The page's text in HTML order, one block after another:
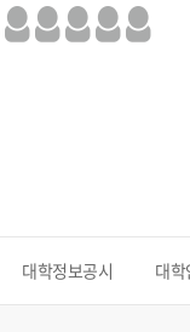
대학정보공시 대